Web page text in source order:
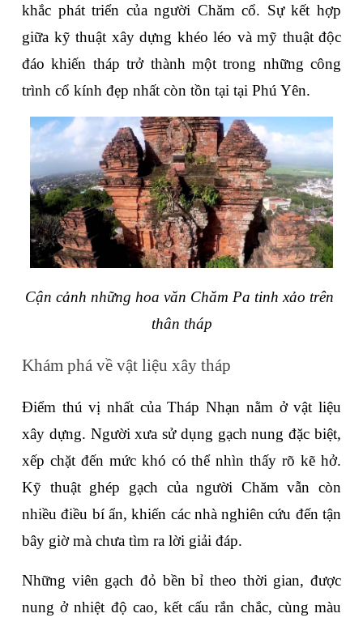
khắc phát triển của người Chăm cổ. Sự kết hợp
giữa kỹ thuật xây dựng khéo léo và mỹ thuật độc
đáo khiến tháp trở thành một trong những công
trình cổ kính đẹp nhất còn tồn tại tại Phú Yên.
Cận cảnh những hoa văn Chăm Pa tinh xảo trên
thân tháp
Khám phá về vật liệu xây tháp
Điểm thú vị nhất của Tháp Nhạn nằm ở vật liệu
xây dựng. Người xưa sử dụng gạch nung đặc biệt,
xếp chặt đến mức khó có thể nhìn thấy rõ kẽ hở.
Kỹ thuật ghép gạch của người Chăm vẫn còn
nhiều điều bí ẩn, khiến các nhà nghiên cứu đến tận
bây giờ mà chưa tìm ra lời giải đáp.
Những viên gạch đỏ bền bỉ theo thời gian, được
nung ở nhiệt độ cao, kết cấu rắn chắc, cùng màu